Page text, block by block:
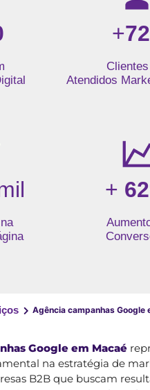
+
Atendidos
+ 62
Agência campanhas Google
Google em Macaé
na estratégia de
B2B que buscam